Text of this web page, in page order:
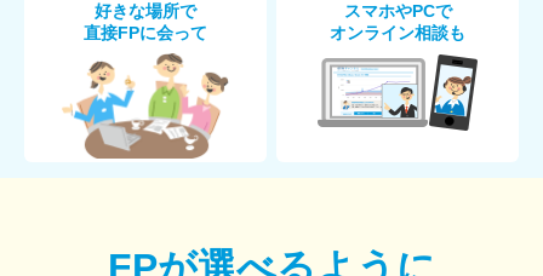
好きな場所で
直接FPに会って
スマホやPCで
オンライン相談も